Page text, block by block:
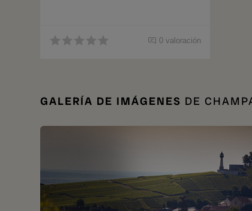
0 valoración
GALERÍA DE IMÁGENES DE